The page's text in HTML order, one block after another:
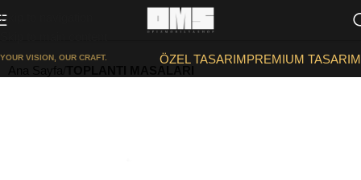
Skip to navigation
YOUR VISION, OUR CRAFT. ÖZEL TASARIMPREMIUM TASARIM